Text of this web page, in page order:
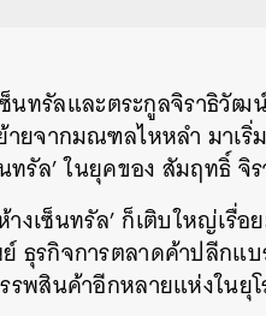
นทรัลและตระกูลจิราธิวั
ยจากมณฑลไหหลำ มาเริ่
นทรัล’ ในยุคของ สัมฤทธิ์
งเซ็นทรัล’ ก็เติบใหญ่เรื่
ธุรกิจการตลาดค้าปลีกแ
รพสินค้าอีกหลายแห่งในยุ